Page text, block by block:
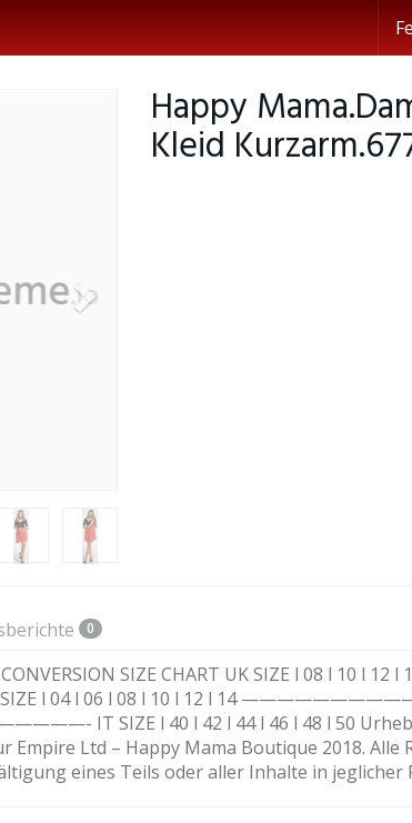
Happy
Kleid
0
SIZE CHART UK SIZE l 08 l 10 l 12 l
04 l 06 l 08 l 10 l 12 l 14
IT SIZE l 40 l 42 l 44 l 46 l 48 l 50
Empire Ltd – Happy Mama Boutique 2018. Alle
eines Teils oder aller Inhalte in jeglicher